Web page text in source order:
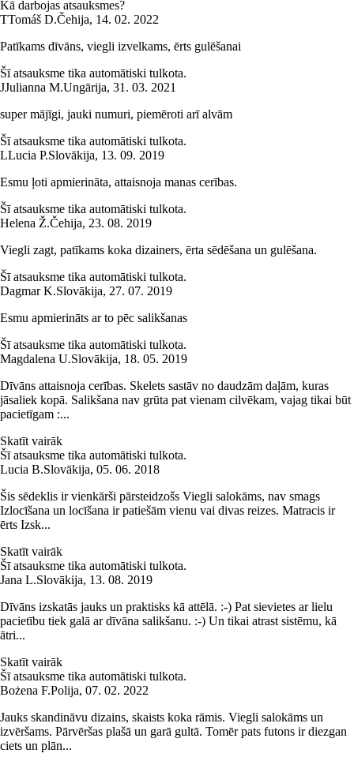
Kā darbojas atsauksmes?
TTomáš D.Čehija, 14. 02. 2022
Patīkams dīvāns, viegli izvelkams, ērts gulēšanai
Šī atsauksme tika automātiski tulkota.
JJulianna M.Ungārija, 31. 03. 2021
super mājīgi, jauki numuri, piemēroti arī alvām
Šī atsauksme tika automātiski tulkota.
LLucia P.Slovākija, 13. 09. 2019
Esmu ļoti apmierināta, attaisnoja manas cerības.
Šī atsauksme tika automātiski tulkota.
Helena Ž.Čehija, 23. 08. 2019
Viegli zagt, patīkams koka dizainers, ērta sēdēšana un gulēšana.
Šī atsauksme tika automātiski tulkota.
Dagmar K.Slovākija, 27. 07. 2019
Esmu apmierināts ar to pēc salikšanas
Šī atsauksme tika automātiski tulkota.
Magdalena U.Slovākija, 18. 05. 2019
Dīvāns attaisnoja cerības. Skelets sastāv no daudzām daļām, kuras
jāsaliek kopā. Salikšana nav grūta pat vienam cilvēkam, vajag tikai būt
pacietīgam :...
Skatīt vairāk
Šī atsauksme tika automātiski tulkota.
Lucia B.Slovākija, 05. 06. 2018
Šis sēdeklis ir vienkārši pārsteidzošs Viegli salokāms, nav smags
Izlocīšana un locīšana ir patiešām vienu vai divas reizes. Matracis ir
ērts Izsk...
Skatīt vairāk
Šī atsauksme tika automātiski tulkota.
Jana L.Slovākija, 13. 08. 2019
Dīvāns izskatās jauks un praktisks kā attēlā. :-) Pat sievietes ar lielu
pacietību tiek galā ar dīvāna salikšanu. :-) Un tikai atrast sistēmu, kā
ātri...
Skatīt vairāk
Šī atsauksme tika automātiski tulkota.
Bożena F.Polija, 07. 02. 2022
Jauks skandināvu dizains, skaists koka rāmis. Viegli salokāms un
izvēršams. Pārvēršas plašā un garā gultā. Tomēr pats futons ir diezgan
ciets un plān...